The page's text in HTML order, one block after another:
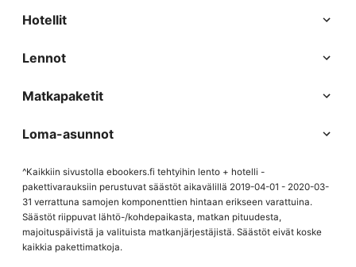
Hotellit
Lennot
Matkapaketit
Loma-asunnot
^Kaikkiin sivustolla ebookers.fi tehtyihin lento + hotelli -
pakettivarauksiin perustuvat säästöt aikavälillä 2019-04-01 - 2020-03-
31 verrattuna samojen komponenttien hintaan erikseen varattuina.
Säästöt riippuvat lähtö-/kohdepaikasta, matkan pituudesta,
majoituspäivistä ja valituista matkanjärjestäjistä. Säästöt eivät koske
kaikkia pakettimatkoja.